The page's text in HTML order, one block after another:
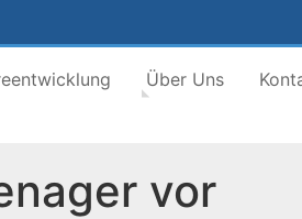
Über Uns
vor